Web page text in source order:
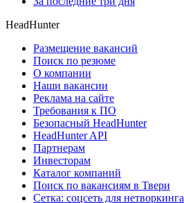
HeadHunter
Размещение вакансий
Поиск по резюме
О компании
Наши вакансии
Реклама на сайте
Требования к ПО
Безопасный HeadHunter
HeadHunter API
Партнерам
Инвесторам
Каталог компаний
Поиск по вакансиям в Твери
Сетка: соцсеть для нетворкинга